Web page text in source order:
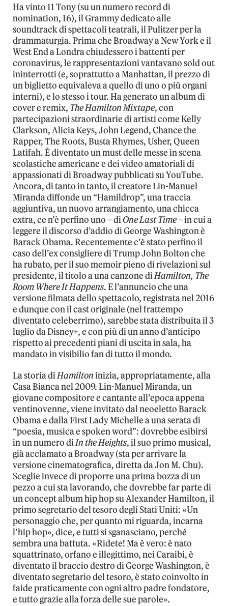
Ha vinto 11 Tony (su un numero record di
nomination, 16), il Grammy dedicato alle
soundtrack di spettacoli teatrali, il Pulitzer per la
drammaturgia. Prima che Broadway a New York e il
West End a Londra chiudessero i battenti per
coronavirus, le rappresentazioni vantavano sold out
ininterrotti (e, soprattutto a Manhattan, il prezzo di
un biglietto equivaleva a quello di uno o più organi
interni), e lo stesso i tour. Ha generato un album di
cover e remix, The Hamilton Mixtape, con
partecipazioni straordinarie di artisti come Kelly
Clarkson, Alicia Keys, John Legend, Chance the
Rapper, The Roots, Busta Rhymes, Usher, Queen
Latifah. È diventato un must delle messe in scena
scolastiche americane e dei video amatoriali di
appassionati di Broadway pubblicati su YouTube.
Ancora, di tanto in tanto, il creatore Lin-Manuel
Miranda diffonde un “Hamildrop”, una traccia
aggiuntiva, un nuovo arrangiamento, una chicca
extra, ce n’è perfino uno – diOne Last Time– in cui a
leggere il discorso d’addio di George Washington è
Barack Obama. Recentemente c’è stato perfino il
caso dell’ex consigliere di Trump John Bolton che
ha rubato, per il suo memoir pieno di rivelazioni sul
presidente, il titolo a una canzone diHamilton, The
Room Where It Happens. E l’annuncio che una
versione filmata dello spettacolo, registrata nel 2016
e dunque con il cast originale (nel frattempo
diventato celeberrimo), sarebbe stata distribuita il 3
luglio da Disney+, e con più di un anno d’anticipo
rispetto ai precedenti piani di uscita in sala, ha
mandato in visibilio fan di tutto il mondo.
La storia diHamiltoninizia, appropriatamente, alla
Casa Bianca nel 2009. Lin-Manuel Miranda, un
giovane compositore e cantante all’epoca appena
ventinovenne, viene invitato dal neoeletto Barack
Obama e dalla First Lady Michelle a una serata di
“poesia, musica e spoken word”: dovrebbe esibirsi
in un numero diIn the Heights, il suo primo musical,
già acclamato a Broadway (sta per arrivare la
versione cinematografica, diretta da Jon M. Chu).
Sceglie invece di proporre una prima bozza di un
pezzo a cui sta lavorando, che dovrebbe far parte di
un concept album hip hop su Alexander Hamilton, il
primo segretario del tesoro degli Stati Uniti: «Un
personaggio che, per quanto mi riguarda, incarna
l’hip hop», dice, e tutti si sganasciano, perché
sembra una battuta. «Ridete! Ma è vero: è nato
squattrinato, orfano e illegittimo, nei Caraibi, è
diventato il braccio destro di George Washington, è
diventato segretario del tesoro, è stato coinvolto in
faide praticamente con ogni altro padre fondatore,
e tutto grazie alla forza delle sue parole».